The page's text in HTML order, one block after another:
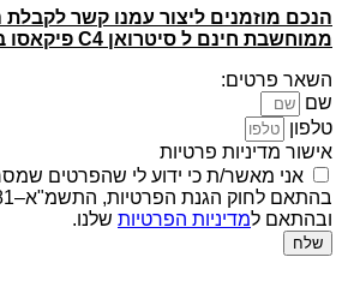
הנכם מוזמנים ליצור עמנו קשר
ממוחשבת חינם ל סיטרואן C4 פיקאסו במכון גירים גירטרוניק
השאר פרטים:
שם
טלפון
אישור מדיניות פרטיות
אני מאשר/ת כי ידוע לי שהפרטים
ובהתאם למדיניות הפרטיות שלנו.
שלח